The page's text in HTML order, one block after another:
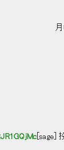
い絵描き
るー
[sage]